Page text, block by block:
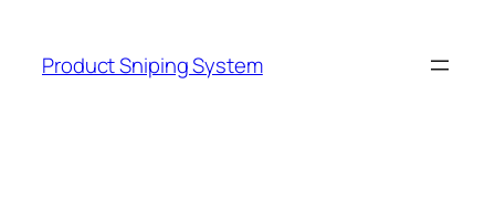
content
Product Sniping System